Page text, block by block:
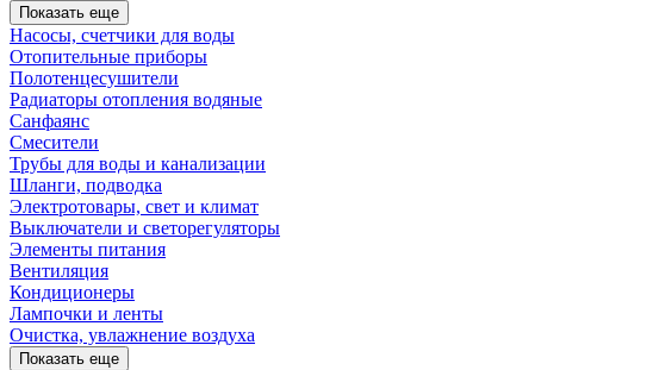
Показать еще
Насосы, счетчики для воды
Отопительные приборы
Полотенцесушители
Радиаторы отопления водяные
Санфаянс
Смесители
Трубы для воды и канализации
Шланги, подводка
Электротовары, свет и климат
Выключатели и светорегуляторы
Элементы питания
Вентиляция
Кондиционеры
Лампочки и ленты
Очистка, увлажнение воздуха
Показать еще